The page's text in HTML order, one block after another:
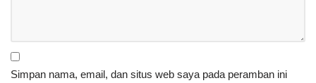
Simpan nama, email, dan situs web saya pada peramban ini